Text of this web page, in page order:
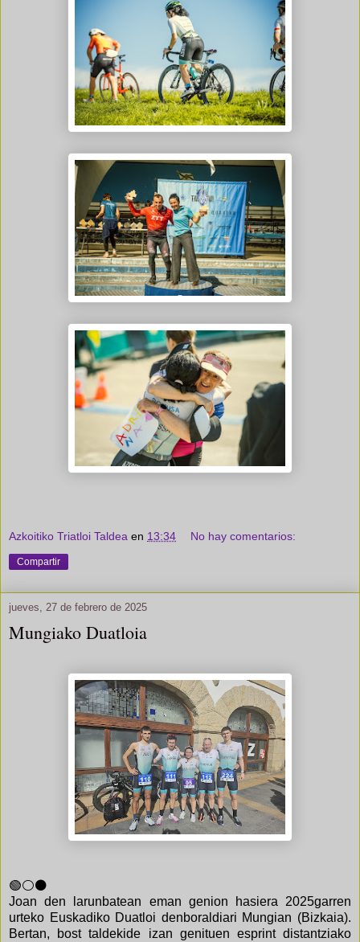
Azkoitiko Triatloi Taldea en 13:34 No hay comentarios:
Compartir
jueves, 27 de febrero de 2025
Mungiako Duatloia
🟢⚪️⚫️
Joan den larunbatean eman genion hasiera 2025garren
urteko Euskadiko Duatloi denboraldiari Mungian (Bizkaia).
Bertan, bost taldekide izan genituen esprint distantziako